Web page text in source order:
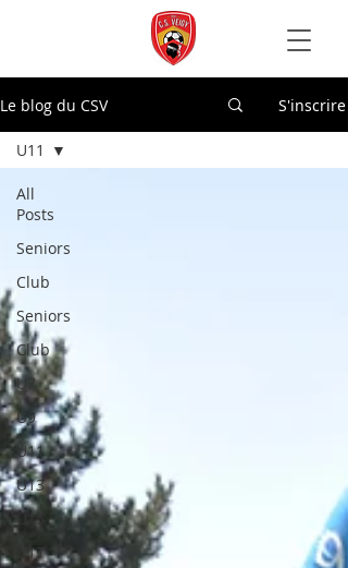
Le blog du CSV S'inscrire
All
Posts
Seniors
Club
Seniors
Club
U7
U9
U11
U13
U15
U17
U11